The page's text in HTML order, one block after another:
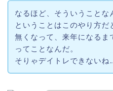
なるほど、そういうことな
ということはこのやり方だ
無くなって、来年になるま
ってことなんだ。
そりゃデイトレできないね